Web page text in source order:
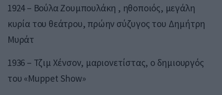
1924 – Βούλα Ζουμπουλάκη , ηθοποιός, μεγάλη
κυρία του θεάτρου, πρώην σύζυγος του Δημήτρη
Μυράτ
1936 – Τζιμ Χένσον, μαριονετίστας, ο δημιουργός
του «Muppet Show»